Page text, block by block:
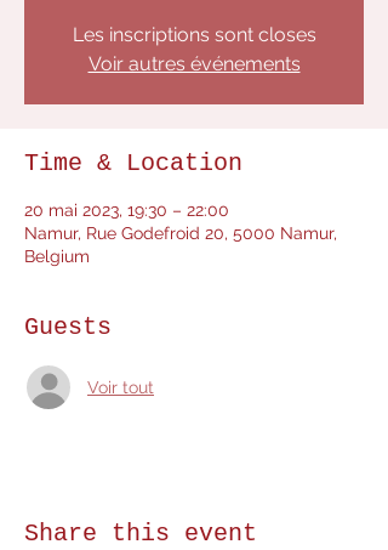
Les inscriptions sont closes
Voir autres événements
Time & Location
20 mai 2023, 19:30 – 22:00
Namur, Rue Godefroid 20, 5000 Namur,
Belgium
Guests
Voir tout
Share this event